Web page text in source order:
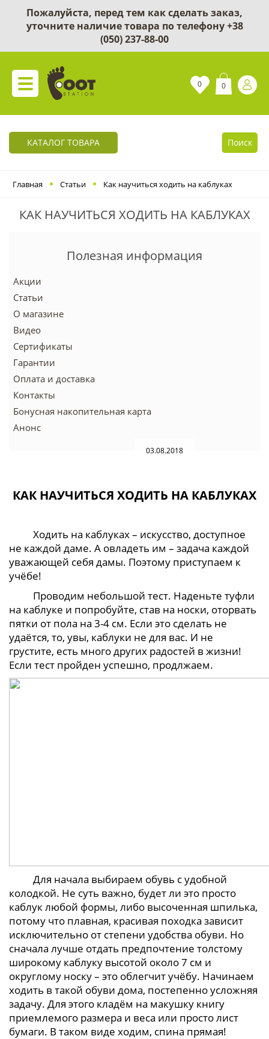
Пожалуйста, перед тем как сделать заказ,
уточните наличие товара по телефону+38
(050) 237-88-00
0 0
КАТАЛОГ ТОВАРА Поиск
Главная Статьи Как научиться ходить на каблуках
КАК НАУЧИТЬСЯ ХОДИТЬ НА КАБЛУКАХ
Полезная информация
Акции
Статьи
О магазине
Видео
Сертификаты
Гарантии
Оплата и доставка
Контакты
Бонусная накопительная карта
Анонс
03.08.2018
КАК НАУЧИТЬСЯ ХОДИТЬ НА КАБЛУКАХ
Ходить на каблуках – искусство, доступное
не каждой даме. А овладеть им – задача каждой
уважающей себя дамы. Поэтому приступаем к
учёбе!
Проводим небольшой тест. Наденьте туфли
на каблуке и попробуйте, став на носки, оторвать
пятки от пола на 3-4 см. Если это сделать не
удаётся, то, увы, каблуки не для вас. И не
грустите, есть много других радостей в жизни!
Если тест пройден успешно, продлжаем.
Для начала выбираем обувь с удобной
колодкой. Не суть важно, будет ли это просто
каблук любой формы, либо высоченная шпилька,
потому что плавная, красивая походка зависит
исключительно от степени удобства обуви. Но
сначала лучше отдать предпочтение толстому
широкому каблуку высотой около 7 см и
округлому носку – это облегчит учёбу. Начинаем
ходить в такой обуви дома, постепенно усложняя
задачу. Для этого кладём на макушку книгу
приемлемого размера и веса или просто лист
бумаги. В таком виде ходим, спина прямая!